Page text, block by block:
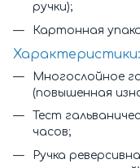
ручки);
Картонная
Характеристики:
Многослойное
(повышенная
Тест
часов;
Ручка